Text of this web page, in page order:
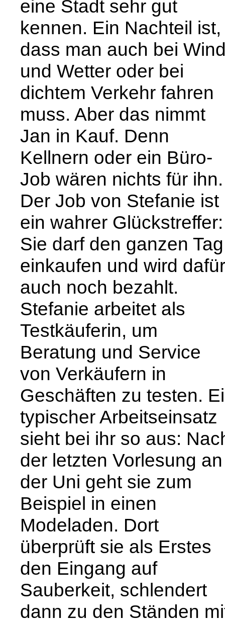
eine Stadt sehr gut
kennen. Ein Nachteil ist,
dass man auch bei
und Wetter oder bei
dichtem Verkehr fahren
muss. Aber das nimmt
Jan in Kauf. Denn
Kellnern oder ein Büro-
Job wären nichts für ihn.
Der Job von Stefanie ist
ein wahrer Glückstreffer:
Sie darf den ganzen Tag
einkaufen und wird dafür
auch noch bezahlt.
Stefanie arbeitet als
Testkäuferin, um
Beratung und Service
von Verkäufern in
Geschäften zu testen.
typischer Arbeitseinsatz
sieht bei ihr so aus:
der letzten Vorlesung an
der Uni geht sie zum
Beispiel in einen
Modeladen. Dort
überprüft sie als Erstes
den Eingang auf
Sauberkeit, schlendert
dann zu den Ständen